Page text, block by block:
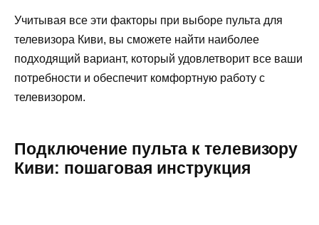
Учитывая все эти факторы при выборе пульта для
телевизора Киви, вы сможете найти наиболее
подходящий вариант, который удовлетворит все ваши
потребности и обеспечит комфортную работу с
телевизором.
Подключение пульта к телевизору
Киви: пошаговая инструкция